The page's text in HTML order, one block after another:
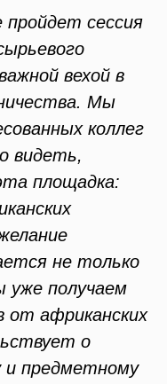
сессия
вехой в
Мы
коллег
видеть,
площадка:
не только
уже получаем
от африканских
о
и предметному